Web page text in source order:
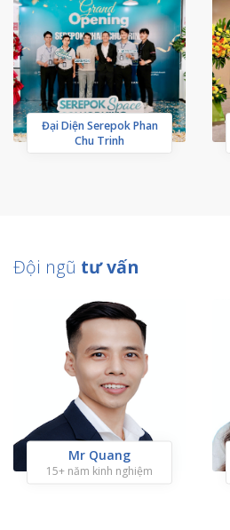
Đại Diện Serepok Phan
Chu Trinh
Đội ngũ tư vấn
Mr Quang
15+ năm kinh nghiệm